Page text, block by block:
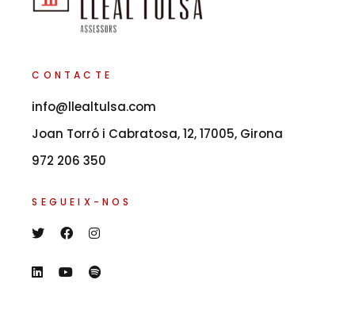
CONTACTE
info@llealtulsa.com
Joan Torró i Cabratosa, 12, 17005, Girona
972 206 350
SEGUEIX-NOS